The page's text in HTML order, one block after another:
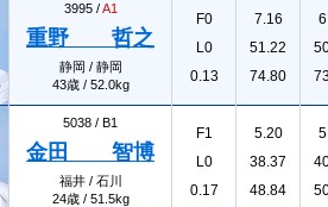
3995 /A1
重野 哲之
静岡 / 静岡
43歳 / 52.0kg
F0
L0
0.13
7.16
51.22
74.80
5038 / B1
金田 智博
福井 / 石川
24歳 / 51.5kg
F1
L0
0.17
5.20
38.37
48.84